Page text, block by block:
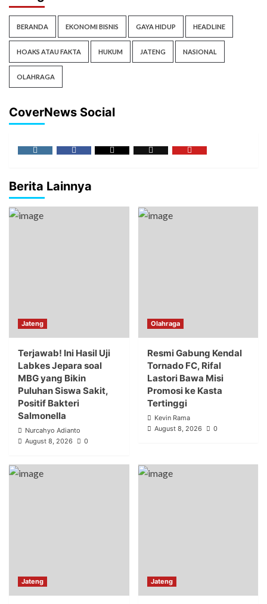
BERANDA EKONOMI BISNIS GAYA HIDUP HEADLINE
HOAKS ATAU FAKTA HUKUM JATENG NASIONAL
OLAHRAGA
CoverNews Social
Berita Lainnya
Jateng
Terjawab! Ini Hasil Uji
Labkes Jepara soal
MBG yang Bikin
Puluhan Siswa Sakit,
Positif Bakteri
Salmonella
Nurcahyo Adianto
August 8, 2026
0
Olahraga
Resmi Gabung Kendal
Tornado FC, Rifal
Lastori Bawa Misi
Promosi ke Kasta
Tertinggi
Kevin Rama
August 8, 2026
0
Jateng Jateng